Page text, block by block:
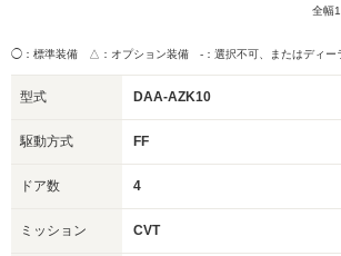
全幅
◯：標準装備 △：オプション装備 -：選択不可、またはディー
型式 DAA-AZK10
駆動方式 FF
ドア数 4
ミッション CVT